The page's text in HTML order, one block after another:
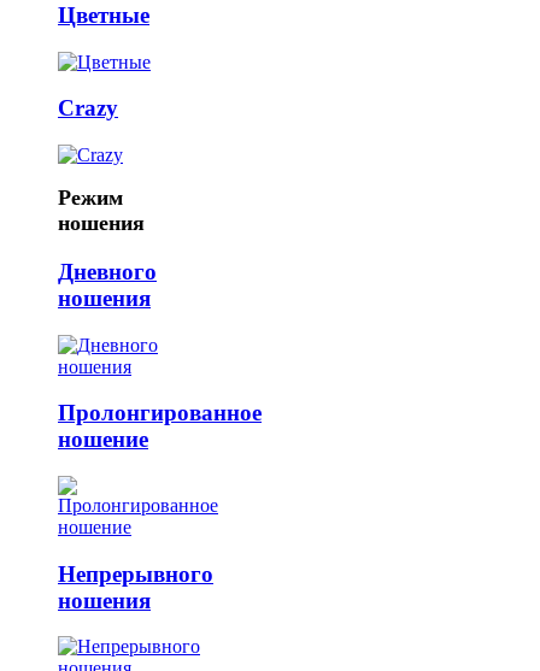
Цветные
Crazy
Режим
ношения
Дневного
ношения
Пролонгированное
ношение
Непрерывного
ношения